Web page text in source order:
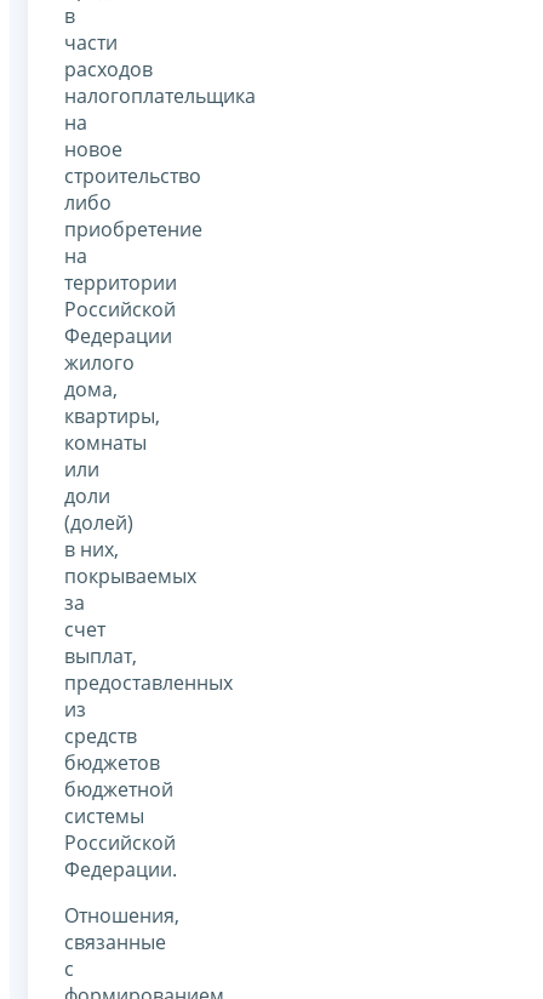
в
части
расходов
налогоплательщика
на
новое
строительство
либо
приобретение
на
территории
Российской
Федерации
жилого
дома,
квартиры,
комнаты
или
доли
(долей)
в них,
покрываемых
за
счет
выплат,
предоставленных
из
средств
бюджетов
бюджетной
системы
Российской
Федерации.
Отношения,
связанные
с